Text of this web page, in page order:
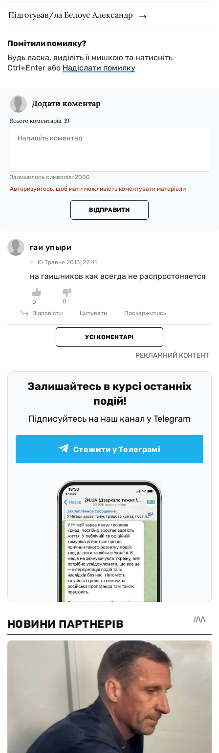
Підготував/ла Белоус Александр
Помітили помилку?
Будь ласка, виділіть її мишкою та натисніть
Ctrl+Enter або Надіслати помилку
Додати коментар
Всього коментарів: 19
Залишилось символів: 2000
Авторизуйтесь, щоб мати можливість коментувати матеріали
ВІДПРАВИТИ
гаи упыри
10 Травня 2013, 22:41
на гаишников как всегда не распростоняется
0
0
Відповісти
Цитувати Поскаржитись
УСІ КОМЕНТАРІ
Залишайтесь в курсі останніх
подій!
Підписуйтесь на наш канал у Telegram
Стежити у Телеграмі